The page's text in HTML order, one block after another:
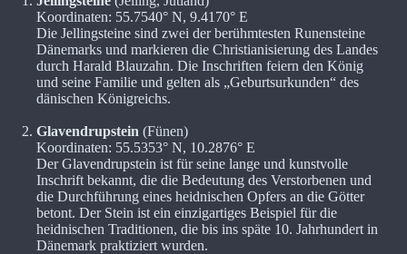
Koordinaten: 55.7540° N, 9.4170° E
Die Jellingsteine sind zwei der berühmtesten Runensteine
Dänemarks und markieren die Christianisierung des Landes
durch Harald Blauzahn. Die Inschriften feiern den König
und seine Familie und gelten als „Geburtsurkunden“ des
dänischen Königreichs.
Glavendrupstein (Fünen)
Koordinaten: 55.5353° N, 10.2876° E
Der Glavendrupstein ist für seine lange und kunstvolle
Inschrift bekannt, die die Bedeutung des Verstorbenen und
die Durchführung eines heidnischen Opfers an die Götter
betont. Der Stein ist ein einzigartiges Beispiel für die
heidnischen Traditionen, die bis ins späte 10. Jahrhundert in
Dänemark praktiziert wurden.